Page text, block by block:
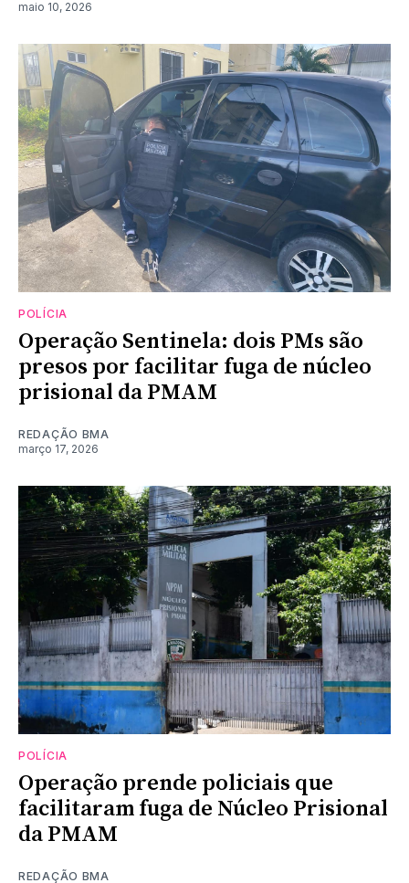
maio 10, 2026
POLÍCIA
Operação Sentinela: dois PMs são
presos por facilitar fuga de núcleo
prisional da PMAM
REDAÇÃO BMA
março 17, 2026
POLÍCIA
Operação prende policiais que
facilitaram fuga de Núcleo Prisional
da PMAM
REDAÇÃO BMA